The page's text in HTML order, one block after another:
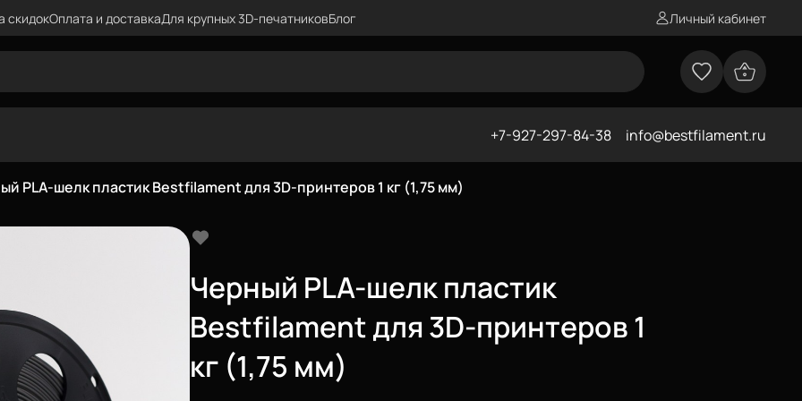
скидокОплата и доставкаДля крупных 3D-печатниковБлог Личный кабинет
+7-927-297-84-38 info@bestfilament.ru
PLA-шелк пластик Bestfilament для 3D-принтеров 1 кг (1,75 мм)
Черный PLA-шелк пластик
Bestfilament для 3D-принтеров 1
кг (1,75 мм)